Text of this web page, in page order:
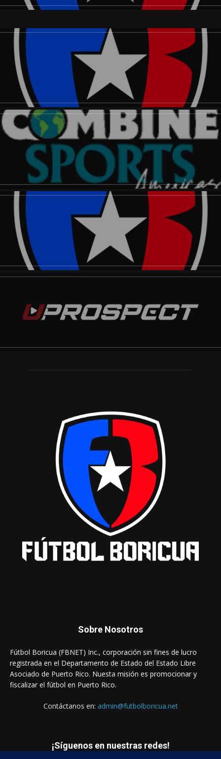
Sobre Nosotros
Fútbol Boricua (FBNET) Inc., corporación sin fines de lucro
registrada en el Departamento de Estado del Estado Libre
Asociado de Puerto Rico. Nuesta misión es promocionar y
fiscalizar el fútbol en Puerto Rico.
Contáctanos en: admin@futbolboricua.net
¡Síguenos en nuestras redes!